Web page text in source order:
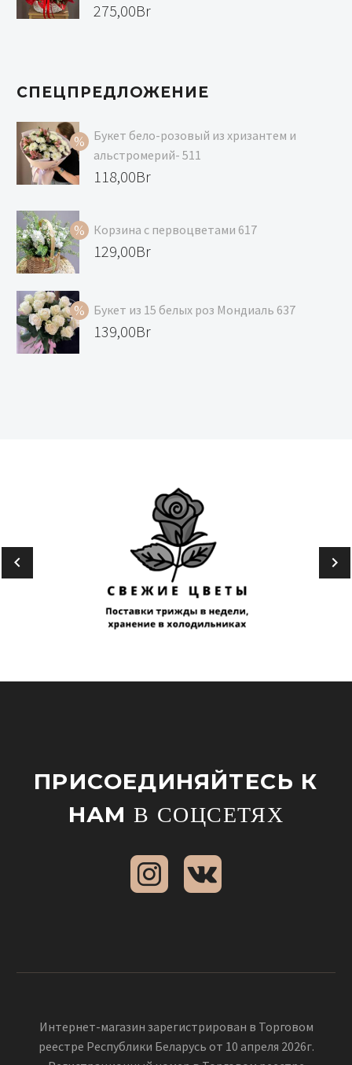
275,00Br
СПЕЦПРЕДЛОЖЕНИЕ
Букет бело-розовый из хризантем и
альстромерий- 511
Первоначальная
составляла
129,00Br.
118,00Br
цена:
118,00Br.
Корзина с первоцветами 617
Первоначальная
139,00Br.
129,00Br
129,00Br.
Букет из 15 белых роз Мондиаль 637
Первоначальная
139,00Br
ПРИСОЕДИНЯЙТЕСЬ К
НАМ В СОЦСЕТЯХ
Интернет-магазин зарегистрирован в Торговом
реестре Республики Беларусь от 10 апреля 2026г.